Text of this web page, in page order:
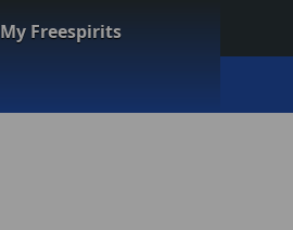
My Freespirits